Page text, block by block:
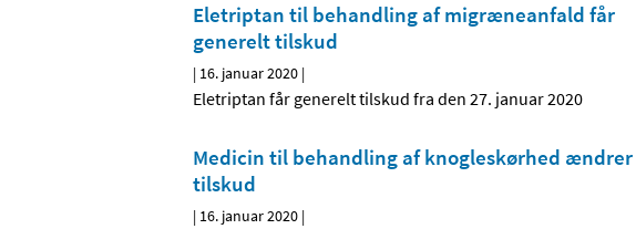
Eletriptan til behandling af migræneanfald får
generelt tilskud
| 16. januar 2020 |
Eletriptan får generelt tilskud fra den 27. januar 2020
Medicin til behandling af knogleskørhed ændrer
tilskud
| 16. januar 2020 |